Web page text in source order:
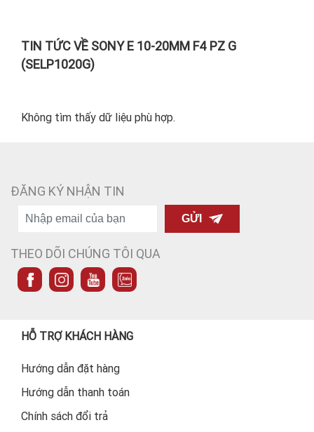
TIN TỨC VỀ SONY E 10-20MM F4 PZ G
(SELP1020G)
Không tìm thấy dữ liệu phù hợp.
ĐĂNG KÝ NHẬN TIN
GỬI
THEO DÕI CHÚNG TÔI QUA
HỖ TRỢ KHÁCH HÀNG
Hướng dẫn đặt hàng
Hướng dẫn thanh toán
Chính sách đổi trả